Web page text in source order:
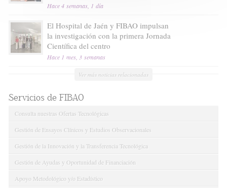
Hace 4 semanas, 1 día
El Hospital de Jaén y FIBAO impulsan
la investigación con la primera Jornada
Científica del centro
Hace 1 mes, 3 semanas
Ver más noticias relacionadas
Servicios de FIBAO
Consulta nuestras Ofertas Tecnológicas
Gestión de Ensayos Clínicos y Estudios Observacionales
Gestión de la Innovación y la Transferencia Tecnológica
Gestión de Ayudas y Oportunidad de Financiación
Apoyo Metodológico y/o Estadístico